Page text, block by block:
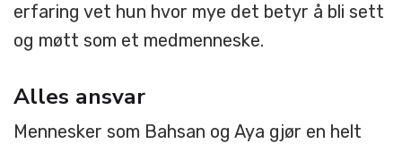
erfaring vet hun hvor mye det betyr å bli sett
og møtt som et medmenneske.
Alles ansvar
Mennesker som Bahsan og Aya gjør en helt